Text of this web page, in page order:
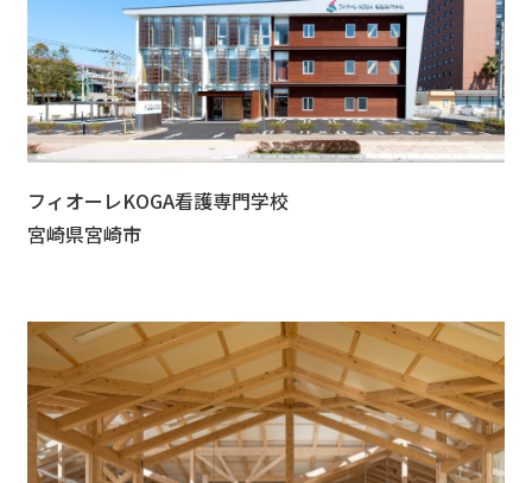
フィオーレKOGA看護専門学校
宮崎県宮崎市